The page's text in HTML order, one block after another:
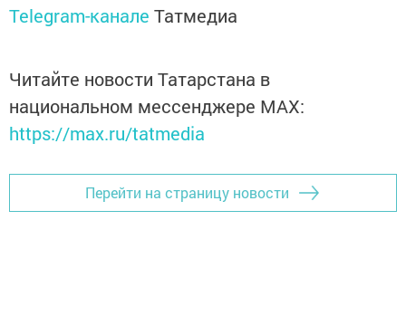
Telegram-канале Татмедиа
Читайте новости Татарстана в
национальном мессенджере MАХ:
https://max.ru/tatmedia
Перейти на страницу новости